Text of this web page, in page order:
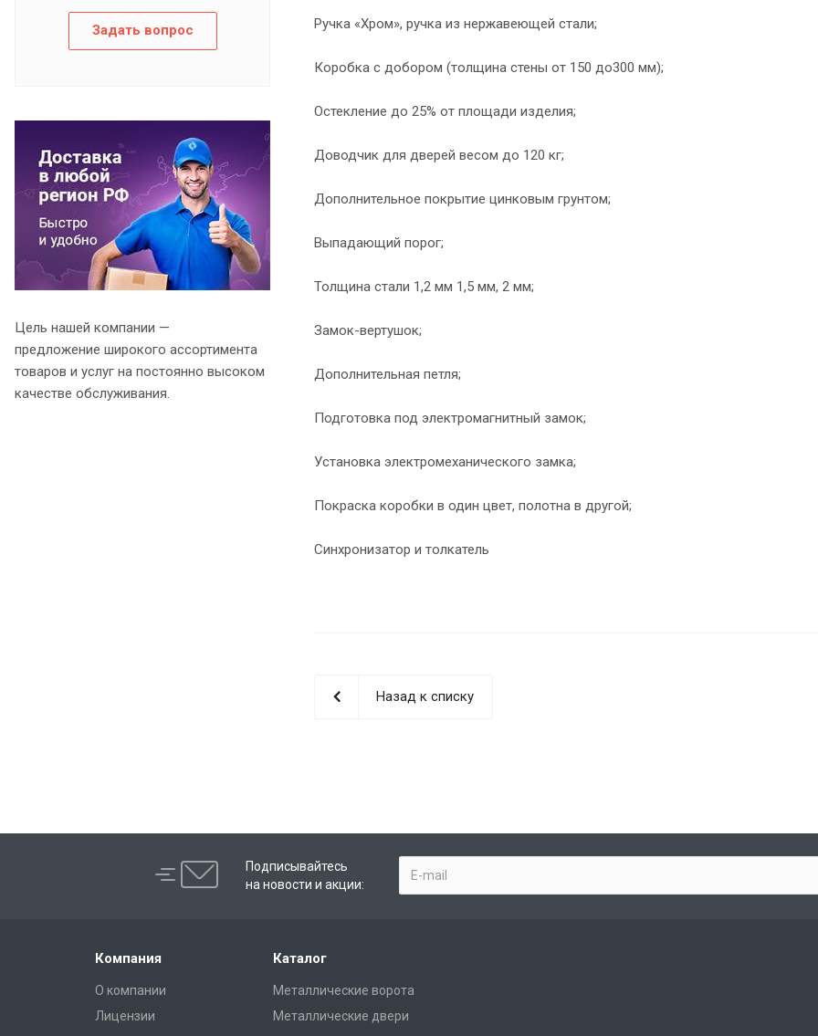
Ручка «Хром», ручка из нержавеющей стали;
Коробка с добором (толщина стены от 150 до300 мм);
Остекление до 25% от площади изделия;
Доводчик для дверей весом до 120 кг;
Дополнительное покрытие цинковым грунтом;
Выпадающий порог;
Толщина стали 1,2 мм 1,5 мм, 2 мм;
Замок-вертушок;
Дополнительная петля;
Подготовка под электромагнитный замок;
Установка электромеханического замка;
Покраска коробки в один цвет, полотна в другой;
Синхронизатор и толкатель
Назад к списку
Задать вопрос
Цель нашей компании —
предложение широкого ассортимента
товаров и услуг на постоянно высоком
качестве обслуживания.
Подписывайтесь
на новости и акции:
Компания
О компании
Лицензии
Каталог
Металлические ворота
Металлические двери